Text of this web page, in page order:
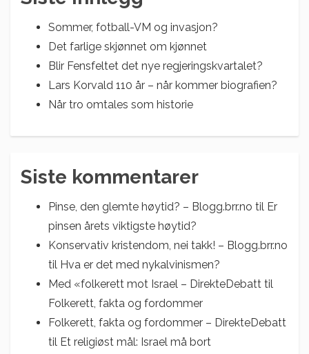
Sommer, fotball-VM og invasjon?
Det farlige skjønnet om kjønnet
Blir Fensfeltet det nye regjeringskvartalet?
Lars Korvald 110 år – når kommer biografien?
Når tro omtales som historie
Siste kommentarer
Pinse, den glemte høytid? – Blogg.brr.no til Er
pinsen årets viktigste høytid?
Konservativ kristendom, nei takk! – Blogg.brr.no
til Hva er det med nykalvinismen?
Med «folkerett mot Israel – DirekteDebatt til
Folkerett, fakta og fordommer
Folkerett, fakta og fordommer – DirekteDebatt
til Et religiøst mål: Israel må bort